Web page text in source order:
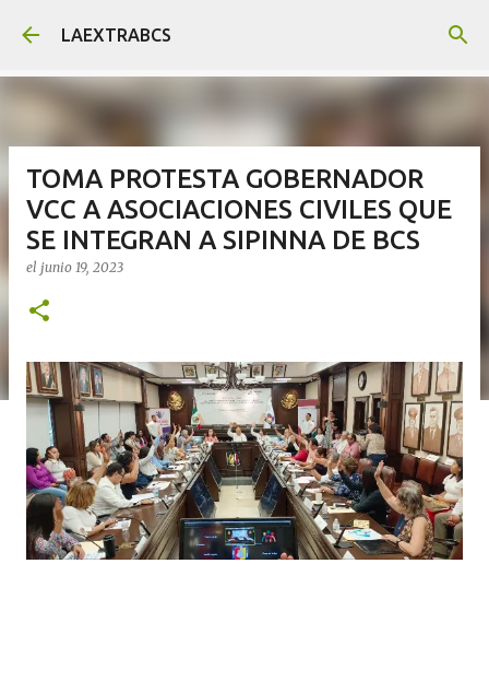
Ir al contenido principal
LAEXTRABCS
TOMA PROTESTA GOBERNADOR
VCC A ASOCIACIONES CIVILES QUE
SE INTEGRAN A SIPINNA DE BCS
el junio 19, 2023